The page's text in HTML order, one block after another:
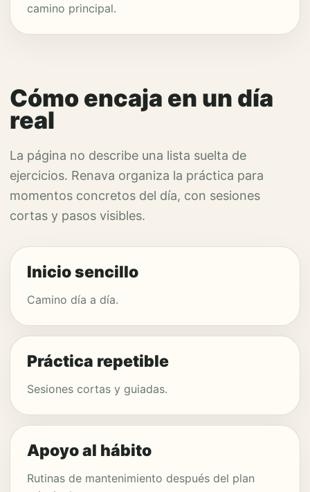
camino principal.
Cómo encaja en un día
real
La página no describe una lista suelta de
ejercicios. Renava organiza la práctica para
momentos concretos del día, con sesiones
cortas y pasos visibles.
Inicio sencillo
Camino día a día.
Práctica repetible
Sesiones cortas y guiadas.
Apoyo al hábito
Rutinas de mantenimiento después del plan